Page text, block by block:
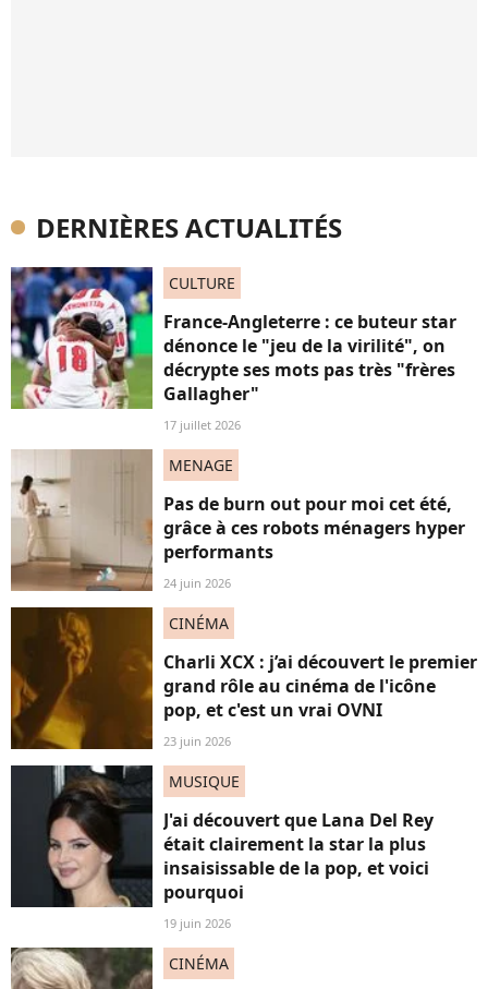
DERNIÈRES ACTUALITÉS
CULTURE
France-Angleterre : ce buteur star
dénonce le "jeu de la virilité", on
décrypte ses mots pas très "frères
Gallagher"
17 juillet 2026
MENAGE
Pas de burn out pour moi cet été,
grâce à ces robots ménagers hyper
performants
24 juin 2026
CINÉMA
Charli XCX : j’ai découvert le premier
grand rôle au cinéma de l'icône
pop, et c'est un vrai OVNI
23 juin 2026
MUSIQUE
J'ai découvert que Lana Del Rey
était clairement la star la plus
insaisissable de la pop, et voici
pourquoi
19 juin 2026
CINÉMA